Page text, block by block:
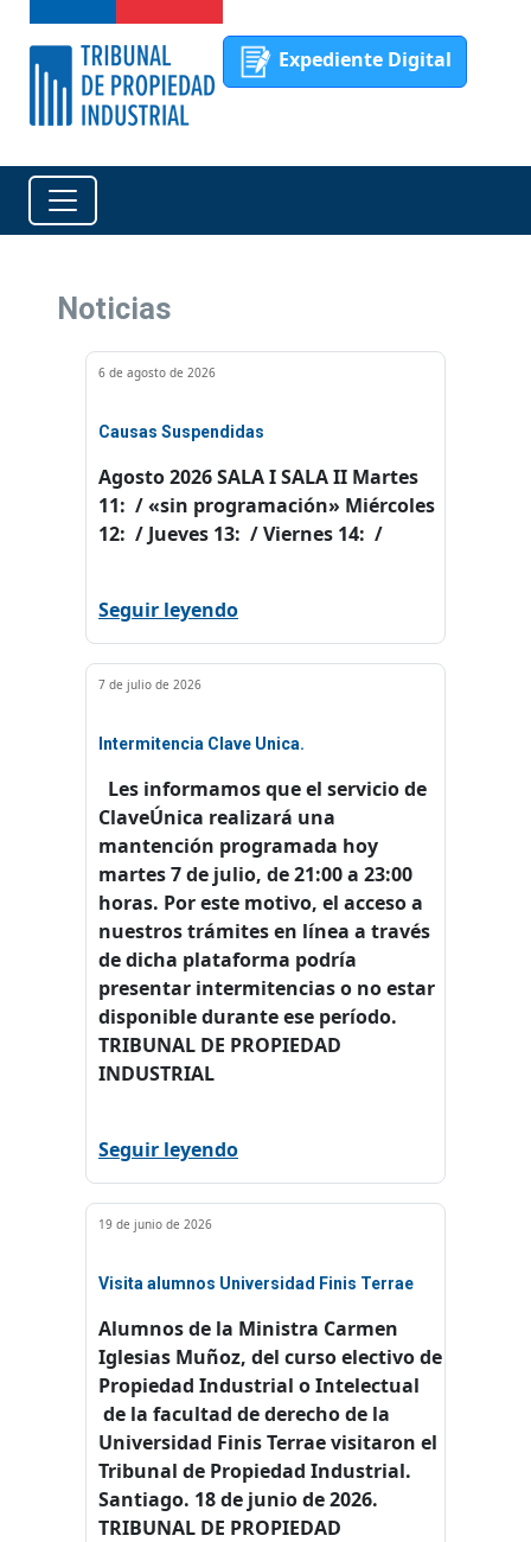
Expediente Digital
Noticias
6 de agosto de 2026
Causas Suspendidas
Agosto 2026 SALA I SALA II Martes
11: / «sin programación» Miércoles
12: / Jueves 13: / Viernes 14: /
Seguir leyendo
7 de julio de 2026
Intermitencia Clave Unica.
Les informamos que el servicio de
ClaveÚnica realizará una
mantención programada hoy
martes 7 de julio, de 21:00 a 23:00
horas. Por este motivo, el acceso a
nuestros trámites en línea a través
de dicha plataforma podría
presentar intermitencias o no estar
disponible durante ese período.
TRIBUNAL DE PROPIEDAD
INDUSTRIAL
Seguir leyendo
19 de junio de 2026
Visita alumnos Universidad Finis Terrae
Alumnos de la Ministra Carmen
Iglesias Muñoz, del curso electivo de
Propiedad Industrial o Intelectual
de la facultad de derecho de la
Universidad Finis Terrae visitaron el
Tribunal de Propiedad Industrial.
Santiago. 18 de junio de 2026.
TRIBUNAL DE PROPIEDAD